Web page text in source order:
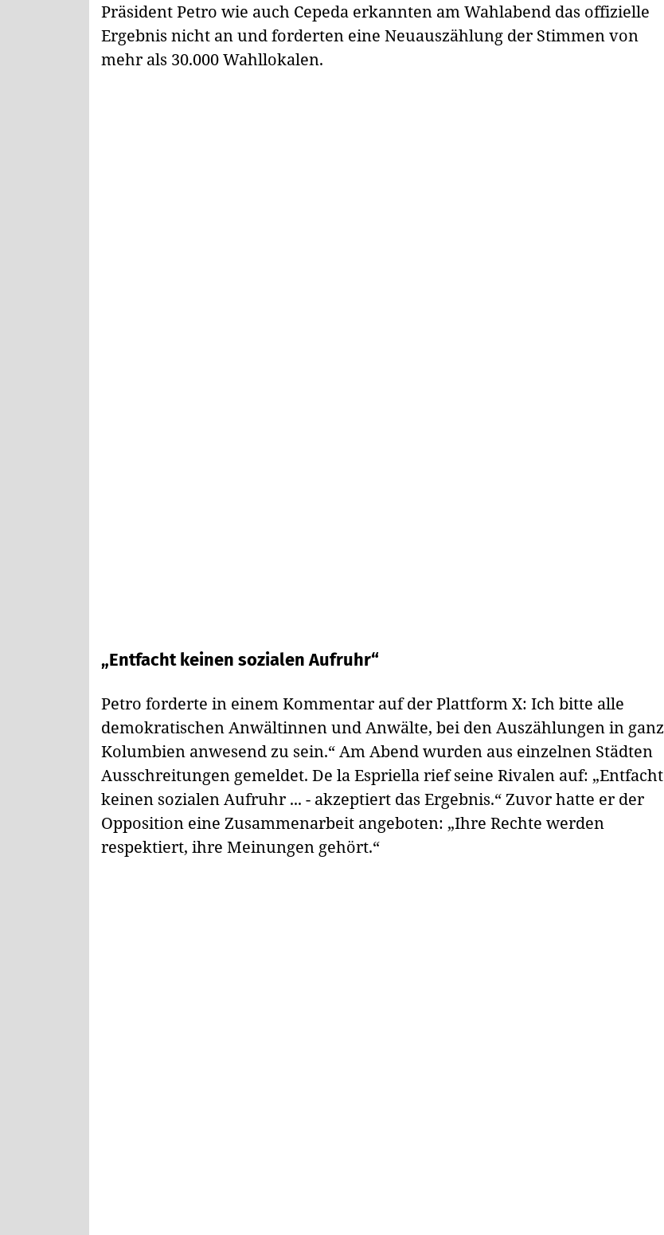
Präsident Petro wie auch Cepeda erkannten am Wahlabend das offizielle
Ergebnis nicht an und forderten eine Neuauszählung der Stimmen von
mehr als 30.000 Wahllokalen.
„Entfacht keinen sozialen Aufruhr“
Petro forderte in einem Kommentar auf der Plattform X: Ich bitte alle
demokratischen Anwältinnen und Anwälte, bei den Auszählungen in ganz
Kolumbien anwesend zu sein.“ Am Abend wurden aus einzelnen Städten
Ausschreitungen gemeldet. De la Espriella rief seine Rivalen auf: „Entfacht
keinen sozialen Aufruhr ... - akzeptiert das Ergebnis.“ Zuvor hatte er der
Opposition eine Zusammenarbeit angeboten: „Ihre Rechte werden
respektiert, ihre Meinungen gehört.“